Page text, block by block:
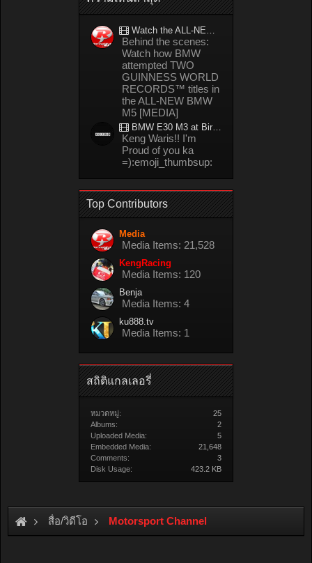
Watch the ALL-NEW BMW M5 refuel mid-drift to take TWO GUINNESS WORLD RECORDS™ titles
Behind the scenes:
Watch how BMW
attempted TWO
GUINNESS WORLD
RECORDS™ titles in
the ALL-NEW BMW
M5 [MEDIA]
BMW E30 M3 at Bira circuit Thailand in 02/2008
Keng Waris!! I'm
Proud of you ka
=):emoji_thumbsup:
Top Contributors
Media
Media Items: 21,528
KengRacing
Media Items: 120
Benja
Media Items: 4
ku888.tv
Media Items: 1
สถิติแกลเลอรี่
หมวดหมู่:
25
Albums:
2
Uploaded Media:
5
Embedded Media:
21,648
Comments:
3
Disk Usage:
423.2 KB
สื่อ/วิดีโอ Motorsport Channel